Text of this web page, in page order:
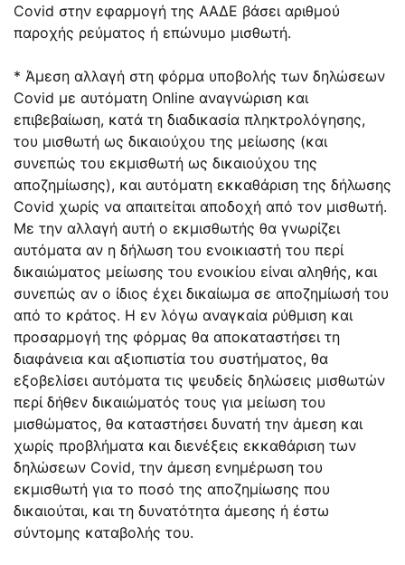
Covid στην εφαρμογή της ΑΑΔΕ βάσει αριθμού
παροχής ρεύματος ή επώνυμο μισθωτή.
* Άμεση αλλαγή στη φόρμα υποβολής των δηλώσεων
Covid με αυτόματη Online αναγνώριση και
επιβεβαίωση, κατά τη διαδικασία πληκτρολόγησης,
του μισθωτή ως δικαιούχου της μείωσης (και
συνεπώς του εκμισθωτή ως δικαιούχου της
αποζημίωσης), και αυτόματη εκκαθάριση της δήλωσης
Covid χωρίς να απαιτείται αποδοχή από τον μισθωτή.
Με την αλλαγή αυτή ο εκμισθωτής θα γνωρίζει
αυτόματα αν η δήλωση του ενοικιαστή του περί
δικαιώματος μείωσης του ενοικίου είναι αληθής, και
συνεπώς αν ο ίδιος έχει δικαίωμα σε αποζημίωσή του
από το κράτος. Η εν λόγω αναγκαία ρύθμιση και
προσαρμογή της φόρμας θα αποκαταστήσει τη
διαφάνεια και αξιοπιστία του συστήματος, θα
εξοβελίσει αυτόματα τις ψευδείς δηλώσεις μισθωτών
περί δήθεν δικαιώματός τους για μείωση του
μισθώματος, θα καταστήσει δυνατή την άμεση και
χωρίς προβλήματα και διενέξεις εκκαθάριση των
δηλώσεων Covid, την άμεση ενημέρωση του
εκμισθωτή για το ποσό της αποζημίωσης που
δικαιούται, και τη δυνατότητα άμεσης ή έστω
σύντομης καταβολής του.